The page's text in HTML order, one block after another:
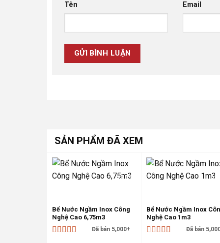
Tên Email
SẢN PHẨM ĐÃ XEM
-30%
Bể Nước Ngầm Inox Công
Nghệ Cao 6,75m3
Đã bán 5,000+
-
Bể Nước Ngầm Inox
Nghệ Cao 1m3
Đã bán